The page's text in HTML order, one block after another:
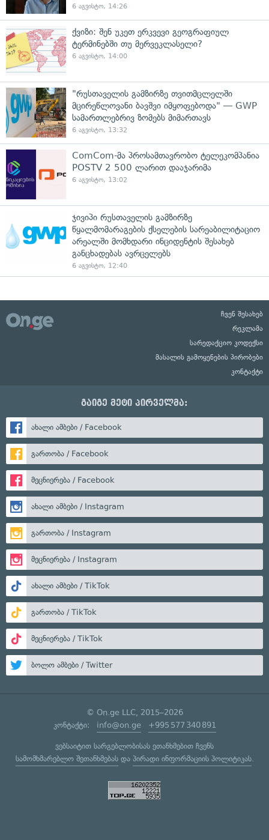
6 აგვისტო, 14:26
ქვიზი: შენ უკეთ ერკვევი გეოგრაფიულ
ტერმინებში თუ მერვეკლასელი?
6 აგვისტო, 14:00
"რუსთაველის გამზირზე თვითმცლელში
მცირეწლოვანი ბავშვი იმყოფებოდა" — GWP
სამართლებრივ ზომებს მიმართავს
6 აგვისტო, 13:32
ComCom-მა პროსამთავრობო ტელეკომპანია
POSTV 2 500 ლარით დააჯარიმა
6 აგვისტო, 13:02
ჯივიპი რუსთაველის გამზირზე
წყალმომარაგების ქსელების სარეაბილიტაციო
არეალში მომხდარი ინციდენტის შესახებ
განცხადებას ავრცელებს
6 აგვისტო, 12:40
ჩვენ შესახებ
რეკლამა
სარედაქციო კოდექსი
მასალის გამოყენების პირობები
კონტაქტი
გაიგე მეტი პირველმა:
ახალი ამბები / Facebook
გართობა / Facebook
მეცნიერება / Facebook
ახალი ამბები / Instagram
გართობა / Instagram
მეცნიერება / Instagram
ახალი ამბები / TikTok
გართობა / TikTok
მეცნიერება / TikTok
ბოლო ამბები / Twitter
© On.ge LLC, 2015–2026
კონტაქტი: info@on.ge +995 577 340 891
ვებსაიტით სარგებლობისას ეთანხმებით ჩვენს
სამომხმარებლო შეთანხმებასდა პირადი ინფორმაციის პოლიტიკას.